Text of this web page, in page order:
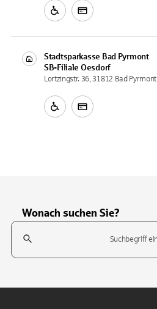
Stadtsparkasse Bad Pyrmont
SB-Filiale Oesdorf
Lortzingstr. 36, 31812 Bad Pyrmont
Wonach suchen Sie?
Suchfeld